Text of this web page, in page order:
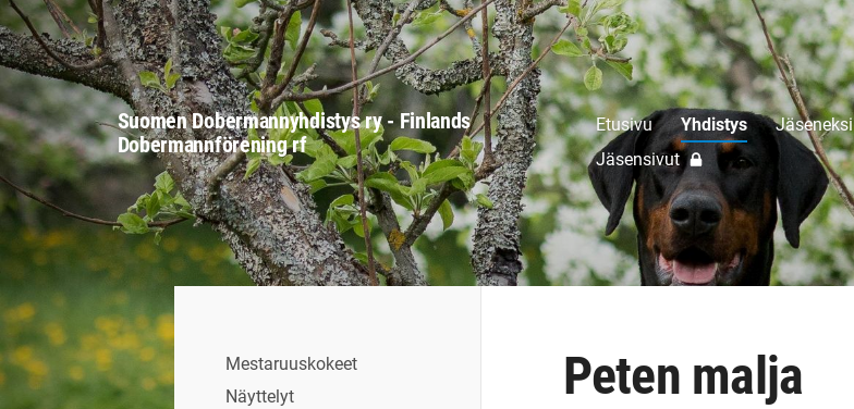
Siirry
sivun
sisältöön
Suomen Dobermannyhdistys ry - Finlands
Dobermannförening rf
Etusivu Yhdistys Jäseneksi
Jäsensivut
Mestaruuskokeet
Näyttelyt
Peten malja